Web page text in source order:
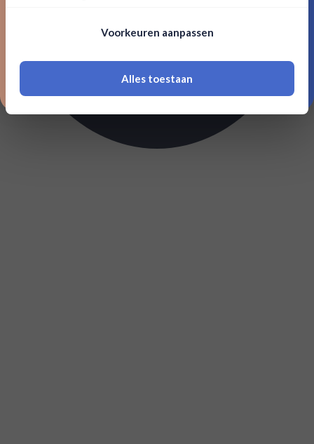
18 jaar of ouder zijn
Voorkeuren aanpassen
Alles toestaan